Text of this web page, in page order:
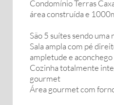
Condomínio Terras
área construída e
São 5 suítes sendo
Sala ampla com pé
ampletude e aconchego
Cozinha totalmente
gourmet
Área gourmet com